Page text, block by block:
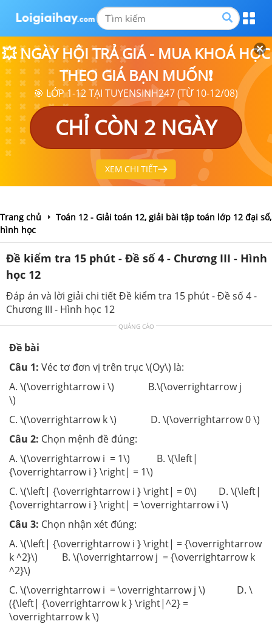
💥 NGÀY HỘI TRẢ GIÁ - MUA KHOÁ HỌC
THEO GIÁ BẠN MUỐN❗
🎯 LỚP 1-12 TẠI TUYENSINH247 (TỪ 10-12/08)
CHỈ CÒN 2 NGÀY
XEM CHI TIẾT
Trang chủ
Toán 12 - Giải toán 12, giải bài tập toán lớp 12 đại số,
hình học
Đề kiểm tra 15 phút - Đề số 4 - Chương III - Hình
học 12
Đáp án và lời giải chi tiết Đề kiểm tra 15 phút - Đề số 4 -
Chương III - Hình học 12
QUẢNG CÁO
Đề bài
Câu 1: Véc tơ đơn vị trên trục \(Oy\) là:
A. \(\overrightarrow i \) B.\(\overrightarrow j
\)
C. \(\overrightarrow k \) D. \(\overrightarrow 0 \)
Câu 2: Chọn mệnh đề đúng:
A. \(\overrightarrow i = 1\) B. \(\left|
{\overrightarrow i } \right| = 1\)
C. \(\left| {\overrightarrow i } \right| = 0\) D. \(\left|
{\overrightarrow i } \right| = \overrightarrow i \)
Câu 3: Chọn nhận xét đúng:
A. \(\left| {\overrightarrow i } \right| = {\overrightarrow
k ^2}\) B. \(\overrightarrow j = {\overrightarrow k
^2}\)
C. \(\overrightarrow i = \overrightarrow j \) D. \
({\left| {\overrightarrow k } \right|^2} =
\overrightarrow k \)